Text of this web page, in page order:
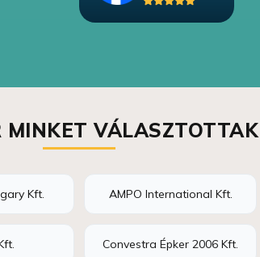
MINKET VÁLASZTOTTAK
Kft. AMPO International Kft.
Convestra Épker 2006 Kft.